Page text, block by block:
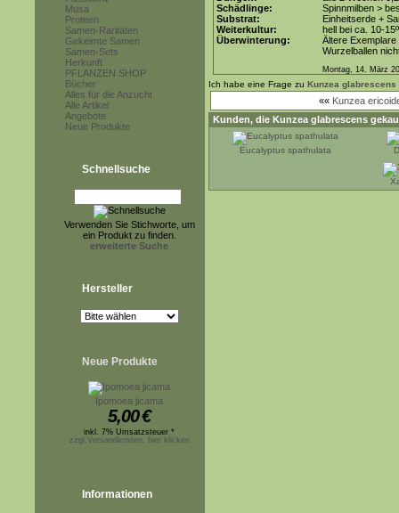
Musa
Proteen
Samen-Raritäten
Gekeimte Samen
Samen-Sets
Herkunft
PFLANZEN SHOP
Bücher
Alles für die Anzucht
Alle Artikel
Angebote
Neue Produkte
Schnellsuche
Verwenden Sie Stichworte, um
ein Produkt zu finden.
erweiterte Suche
Hersteller
Neue Produkte
Ipomoea jicama
5,00€
inkl. 7% Umsatzsteuer *
zzgl.Versandkosten, hier klicken
Informationen
Schädlinge:
Spinnmilben >
Substrat:
Einheitserde +
Weiterkultur:
hell bei ca. 10-
Überwinterung:
Ältere
Wurzelballen
Montag, 14. März
Ich habe eine Frage zu Kunzea glabrescens
«« Kunzea
Kunden, die Kunzea glabrescens
Eucalyptus spathulata